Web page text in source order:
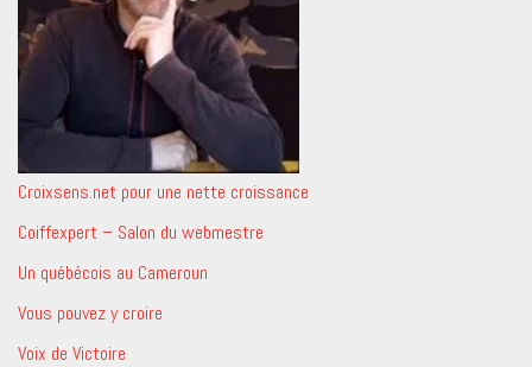
Croixsens.net pour une nette croissance
Coiffexpert – Salon du webmestre
Un québécois au Cameroun
Vous pouvez y croire
Voix de Victoire